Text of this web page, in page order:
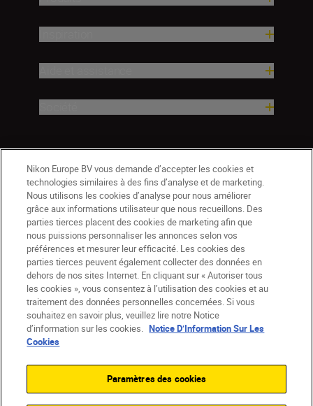
CH Nikon Sites
Contactez-nous
Avis de confidentialité
Conditions d’utilisation
CVG de la boutique Nikon Store
Notice d’information sur les cookies
Accessibilité
Paramètres des cookies
Nikon Europe BV vous demande d’accepter les cookies et
technologies similaires à des fins d’analyse et de marketing.
Nous utilisons les cookies d’analyse pour nous améliorer
grâce aux informations utilisateur que nous recueillons. Des
parties tierces placent des cookies de marketing afin que
nous puissions personnaliser les annonces selon vos
préférences et mesurer leur efficacité. Les cookies des
parties tierces peuvent également collecter des données en
dehors de nos sites Internet. En cliquant sur « Autoriser tous
les cookies », vous consentez à l’utilisation des cookies et au
traitement des données personnelles concernées. Si vous
souhaitez en savoir plus, veuillez lire notre Notice
d’information sur les cookies. Notice D’Information Sur Les
Cookies
Paramètres des cookies